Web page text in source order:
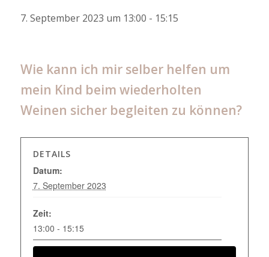
7. September 2023 um 13:00 - 15:15
Wie kann ich mir selber helfen um
mein Kind beim wiederholten
Weinen sicher begleiten zu können?
DETAILS
Datum:
7. September 2023
Zeit:
13:00 - 15:15